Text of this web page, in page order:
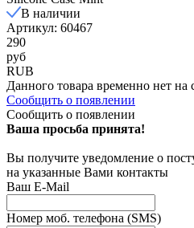
В наличии
Артикул: 60467
290
руб
RUB
Данного товара временно нет на
Сообщить о появлении
Сообщить о появлении
Ваша просьба принята!
Вы получите уведомление о
на указанные Вами контакты
Ваш E-Mail
Номер моб. телефона (SMS)